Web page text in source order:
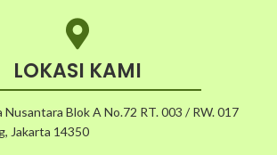
LOKASI KAMI
Nusantara Blok A No.72 RT. 003 / RW. 017
Jakarta 14350